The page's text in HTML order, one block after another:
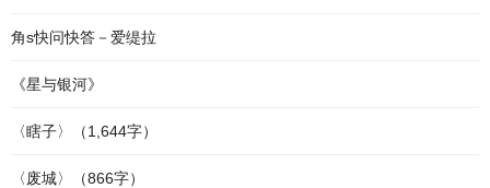
角s快问快答－爱缇拉
《星与银河》
〈瞎子〉（1,644字）
〈废城〉（866字）